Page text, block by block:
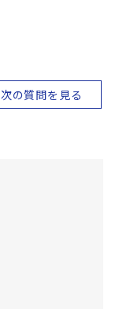
次の質問を見る